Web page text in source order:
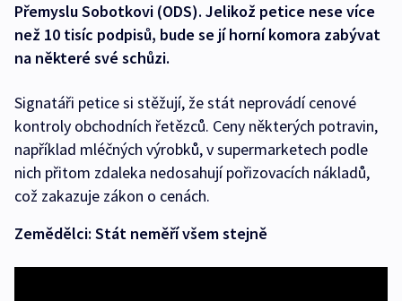
Přemyslu Sobotkovi (ODS). Jelikož petice nese více
než 10 tisíc podpisů, bude se jí horní komora zabývat
na některé své schůzi.
Signatáři petice si stěžují, že stát neprovádí cenové
kontroly obchodních řetězců. Ceny některých potravin,
například mléčných výrobků, v supermarketech podle
nich přitom zdaleka nedosahují pořizovacích nákladů,
což zakazuje zákon o cenách.
Zemědělci: Stát neměří všem stejně